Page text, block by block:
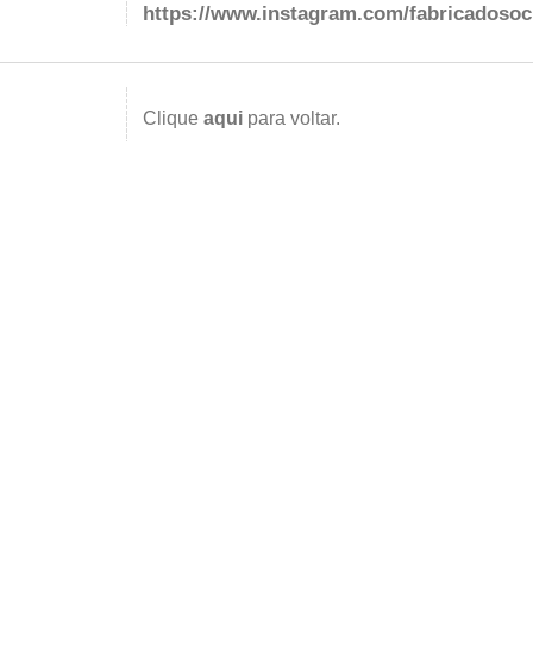
https://www.instagram.com/
Clique aqui para voltar.